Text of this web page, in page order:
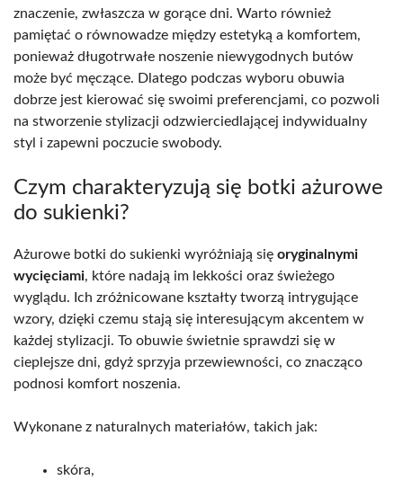
znaczenie, zwłaszcza w gorące dni. Warto również
pamiętać o równowadze między estetyką a komfortem,
ponieważ długotrwałe noszenie niewygodnych butów
może być męczące. Dlatego podczas wyboru obuwia
dobrze jest kierować się swoimi preferencjami, co pozwoli
na stworzenie stylizacji odzwierciedlającej indywidualny
styl i zapewni poczucie swobody.
Czym charakteryzują się botki ażurowe
do sukienki?
Ażurowe botki do sukienki wyróżniają się oryginalnymi
wycięciami, które nadają im lekkości oraz świeżego
wyglądu. Ich zróżnicowane kształty tworzą intrygujące
wzory, dzięki czemu stają się interesującym akcentem w
każdej stylizacji. To obuwie świetnie sprawdzi się w
cieplejsze dni, gdyż sprzyja przewiewności, co znacząco
podnosi komfort noszenia.
Wykonane z naturalnych materiałów, takich jak:
skóra,